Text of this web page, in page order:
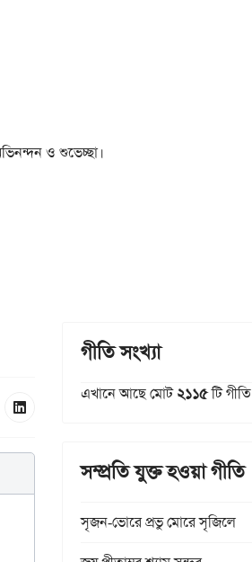
ও শুভেচ্ছা।
গীতি সংখ্যা
এখানে আছে মোট২১১৫টি গীতি
সম্প্রতি যুক্ত হওয়া গীতি
সৃজন-ভোরে প্রভু মোরে সৃজিলে